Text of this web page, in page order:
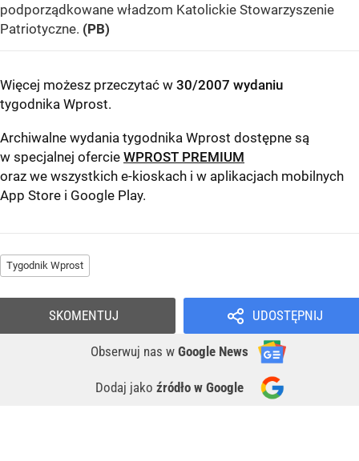
podporządkowane władzom Katolickie Stowarzyszenie
Patriotyczne. (PB)
Więcej możesz przeczytać w 30/2007 wydaniu
tygodnika Wprost.
Archiwalne wydania tygodnika Wprost dostępne są
w specjalnej ofercie WPROST PREMIUM
oraz we wszystkich e-kioskach i w aplikacjach mobilnych
App Store i Google Play.
Tygodnik Wprost
UDOSTĘPNIJ
Obserwuj nas w Google News
Dodaj jako źródło w Google
SKOMENTUJ